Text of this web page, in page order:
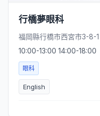
行橋夢眼科
福岡縣行橋市西宮市3-8-1
10:00-13:00 14:00-18:00
眼科
English